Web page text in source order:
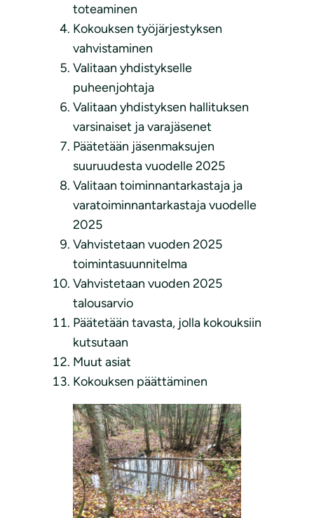
toteaminen
Kokouksen työjärjestyksen
vahvistaminen
Valitaan yhdistykselle
puheenjohtaja
Valitaan yhdistyksen hallituksen
varsinaiset ja varajäsenet
Päätetään jäsenmaksujen
suuruudesta vuodelle 2025
Valitaan toiminnantarkastaja ja
varatoiminnantarkastaja vuodelle
2025
Vahvistetaan vuoden 2025
toimintasuunnitelma
Vahvistetaan vuoden 2025
talousarvio
Päätetään tavasta, jolla kokouksiin
kutsutaan
Muut asiat
Kokouksen päättäminen